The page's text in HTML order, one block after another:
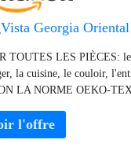
Georgia
TOUTES LES PIÈCES:
la cuisine, le couloir,
LA NORME OEKO-
épurées, design
intemporelle et élégante